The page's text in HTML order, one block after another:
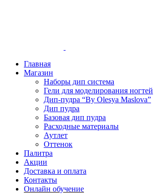
Главная
Магазин
Наборы дип система
Гели для моделирования ногтей
Дип-пудра “By Olesya Maslova”
Дип пудра
Базовая дип пудра
Расходные материалы
Аутлет
Оттенок
Палитра
Акции
Доставка и оплата
Контакты
Онлайн обучение